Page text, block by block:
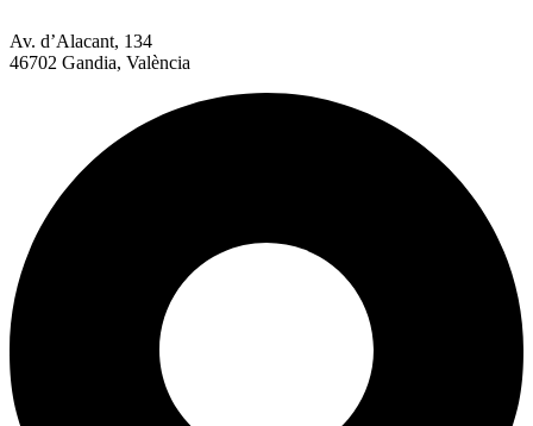
Av. d’Alacant, 134
46702 Gandia, València